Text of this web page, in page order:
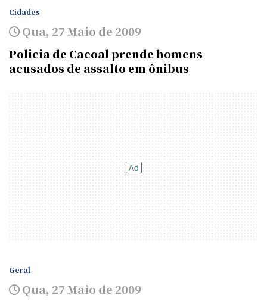
Cidades
Qua, 27 Maio de 2009
Policia de Cacoal prende homens
acusados de assalto em ônibus
Geral
Qua, 27 Maio de 2009